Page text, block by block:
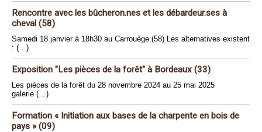
Rencontre avec les bûcheron.nes et les débardeur.ses à
cheval (58)
Samedi 18 janvier à 18h30 au Carrouège (58) Les alternatives existent
: (…)
Exposition "Les pièces de la forêt" à Bordeaux (33)
Les pièces de la forêt du 28 novembre 2024 au 25 mai 2025
galerie (…)
Formation « Initiation aux bases de la charpente en bois de
pays » (09)